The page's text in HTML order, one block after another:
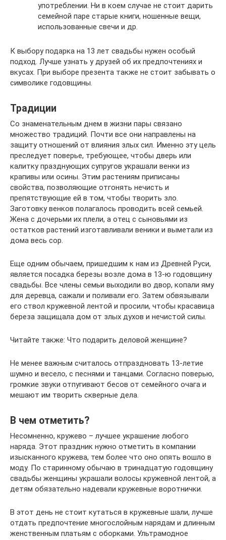
употреблении. Ни в коем случае не стоит дарить
семейной паре старые книги, ношенные вещи,
использованные свечи и др.
К выбору подарка на 13 лет свадьбы нужен особый
подход. Лучше узнать у друзей об их предпочтениях и
вкусах. При выборе презента также не стоит забывать о
символике годовщины.
Традиции
Со знаменательным днем в жизни пары связано
множество традиций. Почти все они направлены на
защиту отношений от влияния злых сил. Именно эту цель
преследует поверье, требующее, чтобы дверь или
калитку празднующих супругов украшали венки из
крапивы или осины. Этим растениям приписаны
свойства, позволяющие отгонять нечисть и
препятствующие ей в том, чтобы творить зло.
Заготовку венков полагалось проводить всей семьей.
Жена с дочерьми их плели, а отец с сыновьями из
остатков растений изготавливали веники и выметали из
дома весь сор.
Еще одним обычаем, пришедшим к нам из Древней Руси,
является посадка березы возле дома в 13-ю годовщину
свадьбы. Все члены семьи выходили во двор, копали яму
для деревца, сажали и поливали его. Затем обвязывали
его ствол кружевной лентой и просили, чтобы красавица
береза защищала дом от злых духов и нечистой силы.
Читайте также: Что подарить деловой женщине?
Не менее важным считалось отпраздновать 13-летие
шумно и весело, с песнями и танцами. Согласно поверью,
громкие звуки отпугивают бесов от семейного очага и
мешают им творить скверные дела.
В чем отметить?
Несомненно, кружево – лучшее украшение любого
наряда. Этот праздник нужно отметить в компании
изысканного кружева, тем более что оно опять вошло в
моду. По старинному обычаю в тринадцатую годовщину
свадьбы женщины украшали волосы кружевной лентой, а
детям обязательно надевали кружевные воротнички.
В этот день не стоит кутаться в кружевные шали, лучше
отдать предпочтение многослойным нарядам и длинным
женственным платьям с оборками. Ультрамодное